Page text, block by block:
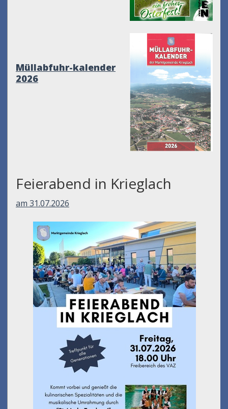
Müllabfuhr-kalender
2026
Feierabend in Krieglach
am 31.07.2026